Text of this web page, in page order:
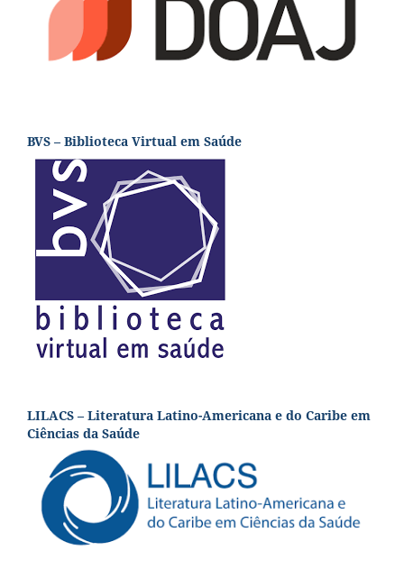
BVS – Biblioteca Virtual em Saúde
LILACS – Literatura Latino-Americana e do Caribe em
Ciências da Saúde